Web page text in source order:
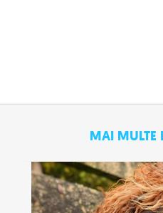
MAI MULTE